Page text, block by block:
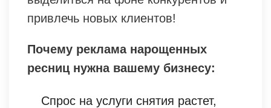
привлечь новых клиентов!
Почему реклама нарощенных
ресниц нужна вашему бизнесу:
Спрос на услуги снятия растет,